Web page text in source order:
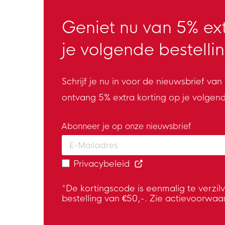
Geniet nu van 5%
je volgende
Schrijf je nu in voor de nieuwsbrief
ontvang 5% extra korting op je
Enter your email and accept the
Abonneer je op onze nieuwsbrief
Privacybeleid
*De kortingscode is eenmalig te
bestelling van €50,-. Zie